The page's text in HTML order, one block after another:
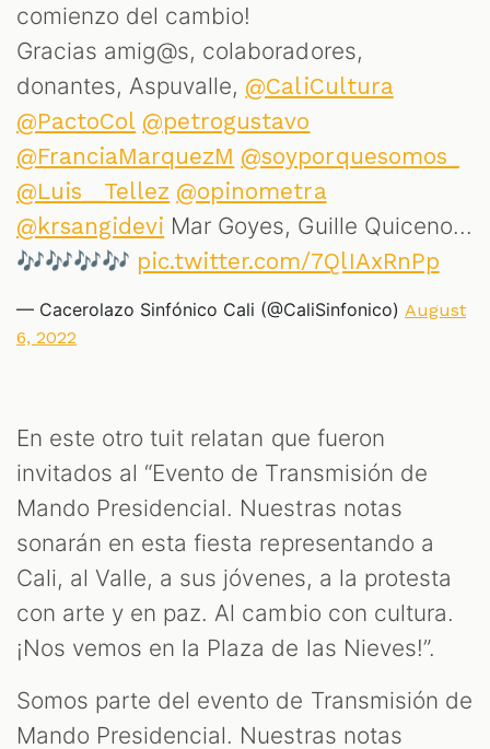
comienzo del cambio!
Gracias amig@s, colaboradores,
donantes, Aspuvalle, @CaliCultura
@PactoCol @petrogustavo
@FranciaMarquezM @soyporquesomos_
@Luis__Tellez @opinometra
@krsangidevi Mar Goyes, Guille Quiceno...
🎶🎶🎶🎶 pic.twitter.com/7QlIAxRnPp
— Cacerolazo Sinfónico Cali (@CaliSinfonico) August
6, 2022
En este otro tuit relatan que fueron
invitados al “Evento de Transmisión de
Mando Presidencial. Nuestras notas
sonarán en esta fiesta representando a
Cali, al Valle, a sus jóvenes, a la protesta
con arte y en paz. Al cambio con cultura.
¡Nos vemos en la Plaza de las Nieves!”.
Somos parte del evento de Transmisión de
Mando Presidencial. Nuestras notas